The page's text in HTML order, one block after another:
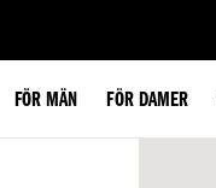
FÖR MÄN FÖR DAMER